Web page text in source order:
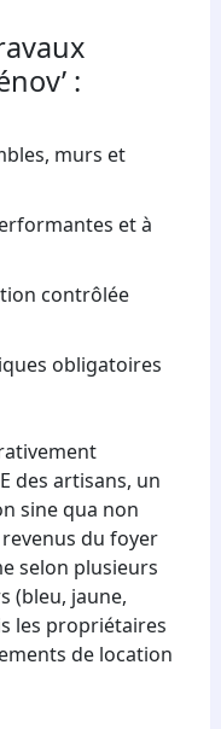
:
murs et
et à
contrôlée
obligatoires
des artisans, un
sine qua non
du foyer
selon plusieurs
(bleu, jaune,
les propriétaires
de location